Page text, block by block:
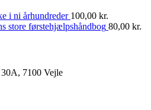
i ni århundreder 100,00 kr.
store førstehjælpshåndbog 80,00 kr.
7100 Vejle